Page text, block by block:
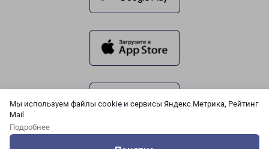
Мы используем файлы cookie и сервисы Яндекс.Метрика, Рейтинг
Mail
Подробнее